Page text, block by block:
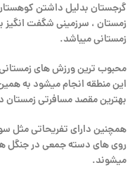
گرجستان بدلیل داشتن
زمستان ، سرزمینی شگفت انگیز
زمستانی میباشد.
محبوب ترین ورزش های
این منطقه انجام میشود به
بهترین مقصد مسافرتی زمستان
همچنین دارای تفریحاتی مثل
روی های دسته جمعی در جنگل
میشوند.